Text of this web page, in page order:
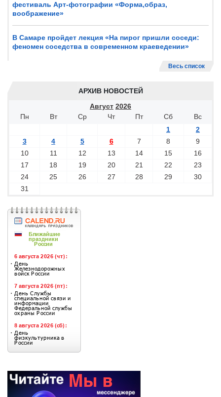
фестиваль Арт-фотографии «Форма,образ,
воображение»
В Самаре пройдет лекция «На пирог пришли соседи:
феномен соседства в современном краеведении»
Весь список
АРХИВ НОВОСТЕЙ
Август 2026
Пн
Вт Ср Чт Пт Сб
Вс
1
2
3
4 5 6 7 8
9
10
11 12 13 14 15
16
17
18 19 20 21 22
23
24
25 26 27 28 29
30
31